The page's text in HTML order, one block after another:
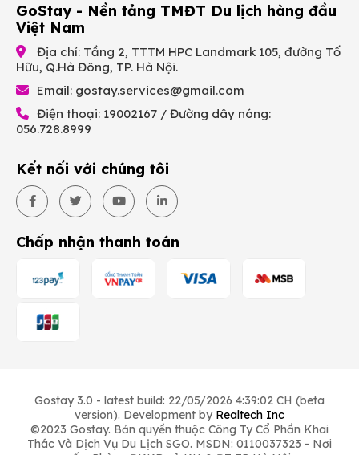
GoStay - Nền tảng TMĐT Du lịch hàng đầu
Việt Nam
Địa chỉ: Tầng 2, TTTM HPC Landmark 105, đường Tố
Hữu, Q.Hà Đông, TP. Hà Nội.
Email: gostay.services@gmail.com
Điện thoại: 19002167 / Đường dây nóng:
056.728.8999
Kết nối với chúng tôi
Chấp nhận thanh toán
Gostay 3.0 - latest build: 22/05/2026 4:39:02 CH (beta
version). Development by Realtech Inc
©2023 Gostay. Bản quyền thuộc Công Ty Cổ Phần Khai
Thác Và Dịch Vụ Du Lịch SGO. MSDN: 0110037323 - Nơi